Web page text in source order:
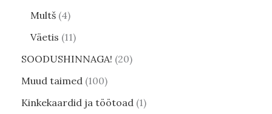
Multš 4
Väetis 11
SOODUSHINNAGA! 20
Muud taimed 100
Kinkekaardid ja töötoad 1